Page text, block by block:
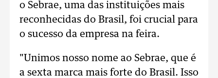
o Sebrae, uma das instituições mais
reconhecidas do Brasil, foi crucial para
o sucesso da empresa na feira.
"Unimos nosso nome ao Sebrae, que é
a sexta marca mais forte do Brasil. Isso